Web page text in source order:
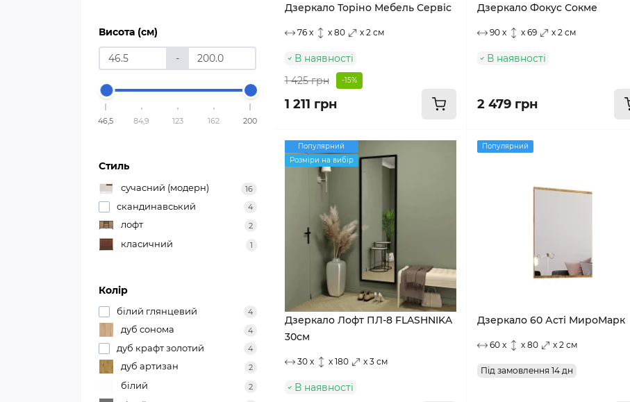
Висота (см)
-
46,5 84,9 123 162 200
Стиль
сучасний (модерн) 16
скандинавський 4
лофт 2
класичний 1
Колір
білий глянцевий 4
дуб сонома 4
дуб крафт золотий 4
дуб артизан 2
білий 2
Дзеркало Торіно Мебель Сервіс
76 x x 80 x 2 см
В наявності
1 425 грн
-15%
1 211 грн
Дзеркало Фокус Сокме
90 x x 69 x 2 см
В наявності
2 479 грн
Популярний
Розміри на вибір
Дзеркало Лофт ПЛ-8 FLASHNIKA
30см
30 x x 180 x 3 см
В наявності
Популярний
Дзеркало 60 Асті МироМарк
60 x x 80 x 2 см
Під замовлення 14 дн